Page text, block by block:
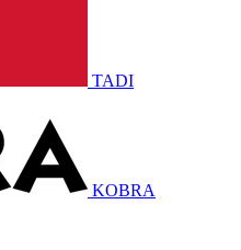
TADI
KOBRA